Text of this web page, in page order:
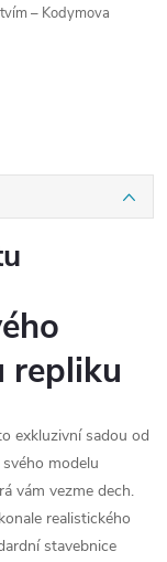
– Kodymova
repliku
exkluzivní sadou od
modelu
vám vezme dech.
realistického
stavebnice